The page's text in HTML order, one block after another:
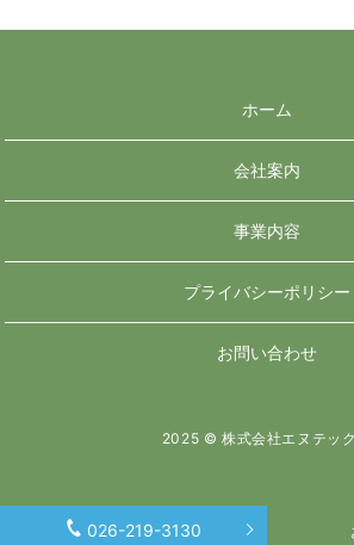
026-219-3130
ホーム
会社案内
事業内容
プライバシーポリシー
お問い合わせ
2025 © 株式会社エヌテッ